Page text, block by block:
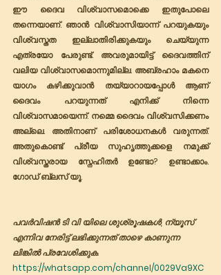
ഈ ദൈവ വിശ്വാസമൊക്കെ ഇതുപോലെ
തന്നെയാണ്. ഞാൻ വിശ്വാസിയാന്ന് പറയുകയും
വിശ്വസ്തത ഇല്ലാതിരിക്കുകയും ചെയ്യുന്ന
എത്രയോ പേരുണ്ട്. അവരുമായിട്ട് ദൈവത്തിന്
വലിയ വിശ്വാസമൊന്നുമില്ല. അബ്രഹാം മകനെ
യാഗം കഴിക്കുവാൻ തയ്യാറായപ്പോൾ ആണ്
ദൈവം പറയുന്നത് എനിക്ക് നിന്നെ
വിശ്വാസമായെന്ന്. നമ്മെ ദൈവം വിശ്വസിക്കണം
അല്ലെ. അതിനാണ് പരിശോധനകൾ വരുന്നത്.
അതുകൊണ്ട് പ്രീയ സുഹൃത്തുക്കളെ നമുക്ക്
വിശ്വസ്തരായ സ്നേഹിതർ ഉണ്ടോ? ഉണ്ടാക്കാം.
ഗോഡ് ബ്ലസ് യൂ.
പവർവിഷൻ ടി വി യിലെ ശുശ്രൂഷകൾ, ന്യൂസ്
എന്നിവ നേരിട്ട് ലഭിക്കുന്നത് താഴെ കാണുന്ന
ലിങ്കിൽ പ്രവേശിക്കുക.
https://whatsapp.com/channel/0029Va9XC